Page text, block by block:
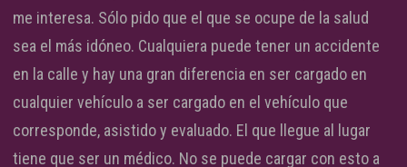
me interesa. Sólo pido que el que se ocupe de la salud
sea el más idóneo. Cualquiera puede tener un accidente
en la calle y hay una gran diferencia en ser cargado en
cualquier vehículo a ser cargado en el vehículo que
corresponde, asistido y evaluado. El que llegue al lugar
tiene que ser un médico. No se puede cargar con esto a